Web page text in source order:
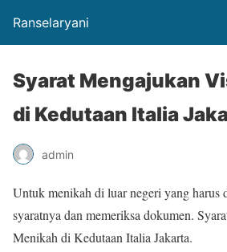
Ranselaryani
Syarat Mengajukan
di Kedutaan Italia
admin
Untuk menikah di luar negeri yang harus
syaratnya dan memeriksa dokumen.
Menikah di Kedutaan Italia Jakarta.